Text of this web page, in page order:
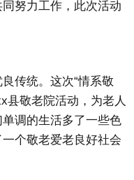
努力工作，此次活动
传统。这次“情系敬
县敬老院活动，为老人
调的生活多了一些色
个敬老爱老良好社会